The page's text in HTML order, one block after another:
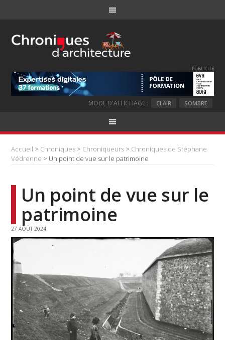
PUBLICITE
MODE D'AFFICHAGE : CLAIR SOMBRE
Accueil > Chroniques > Chroniqueurs > Chroniques de Stéphane
Védrenne > Un point de vue sur le patrimoine
Un point de vue sur le
patrimoine
27 AOÛT 2024